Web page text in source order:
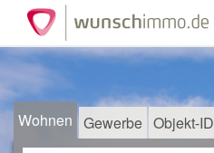
Wohnen Gewerbe Objekt-ID